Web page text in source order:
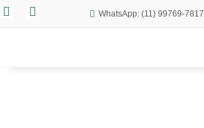
WhatsApp: (11) 99769-7817